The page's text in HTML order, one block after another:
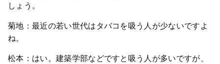
しょう。
菊地：最近の若い世代はタバコを吸う人が少ないですよ
ね。
松本：はい。建築学部などですと吸う人が多いですが、